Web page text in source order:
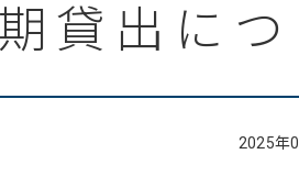
貸出につ
2025年